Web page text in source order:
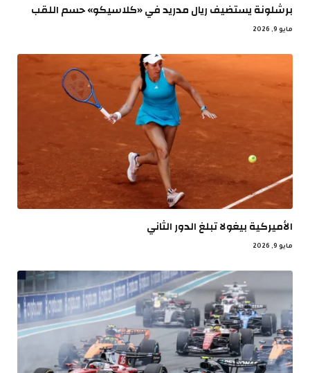
برشلونة يستضيف ريال مدريد في «كلاسيكو» حسم اللقب
مايو 9, 2026
الأميركية بيغولا تبلغ الدور الثاني
مايو 9, 2026